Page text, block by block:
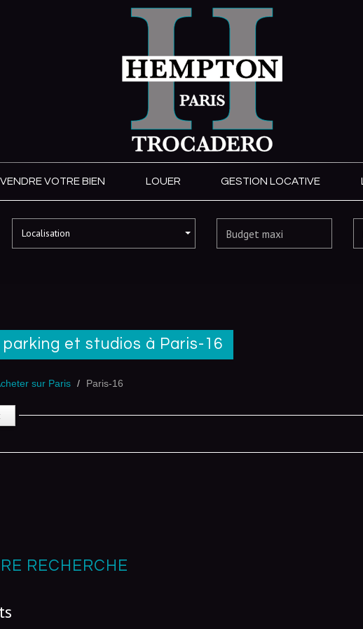
VENDRE VOTRE BIEN LOUER GESTION LOCATIVE
Localisation
parking et studios à Paris-16
sur Paris Paris-16
RECHERCHE